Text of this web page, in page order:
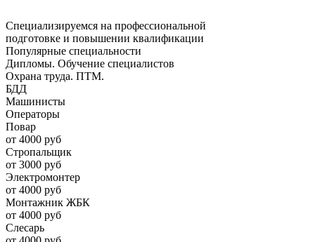
Специализируемся на профессиональной
подготовке и повышении квалификации
Популярные специальности
Дипломы. Обучение специалистов
Охрана труда. ПТМ.
БДД
Машинисты
Операторы
Повар
от 4000 руб
Стропальщик
от 3000 руб
Электромонтер
от 4000 руб
Монтажник ЖБК
от 4000 руб
Слесарь